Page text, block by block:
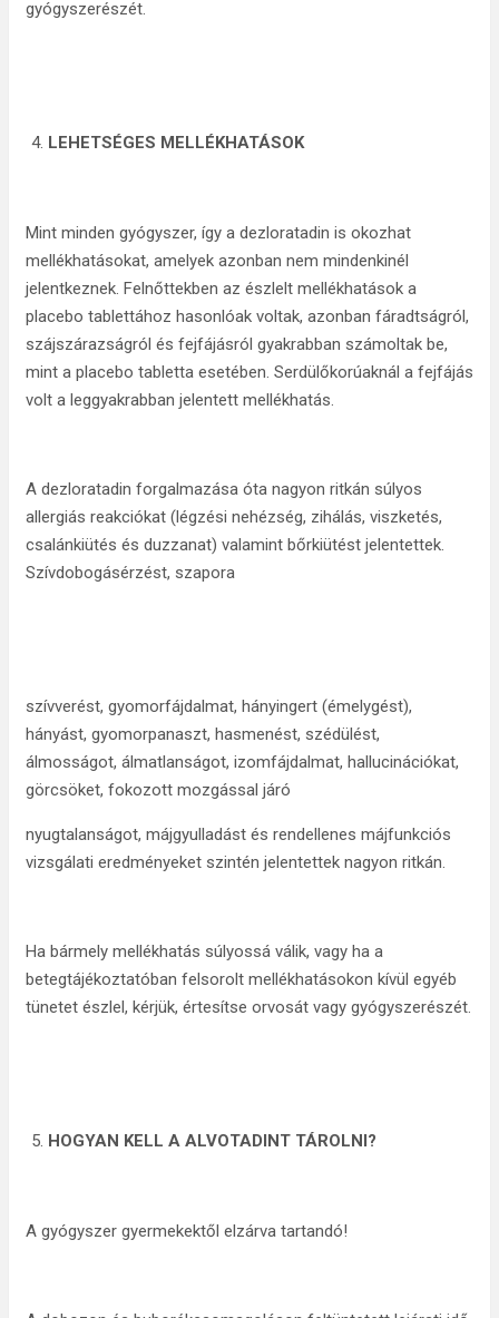
gyógyszerészét.
LEHETSÉGES MELLÉKHATÁSOK
Mint minden gyógyszer, így a dezloratadin is okozhat
mellékhatásokat, amelyek azonban nem mindenkinél
jelentkeznek. Felnőttekben az észlelt mellékhatások a
placebo tablettához hasonlóak voltak, azonban fáradtságról,
szájszárazságról és fejfájásról gyakrabban számoltak be,
mint a placebo tabletta esetében. Serdülőkorúaknál a fejfájás
volt a leggyakrabban jelentett mellékhatás.
A dezloratadin forgalmazása óta nagyon ritkán súlyos
allergiás reakciókat (légzési nehézség, zihálás, viszketés,
csalánkiütés és duzzanat) valamint bőrkiütést jelentettek.
Szívdobogásérzést, szapora
szívverést, gyomorfájdalmat, hányingert (émelygést),
hányást, gyomorpanaszt, hasmenést, szédülést,
álmosságot, álmatlanságot, izomfájdalmat, hallucinációkat,
görcsöket, fokozott mozgással járó
nyugtalanságot, májgyulladást és rendellenes májfunkciós
vizsgálati eredményeket szintén jelentettek nagyon ritkán.
Ha bármely mellékhatás súlyossá válik, vagy ha a
betegtájékoztatóban felsorolt mellékhatásokon kívül egyéb
tünetet észlel, kérjük, értesítse orvosát vagy gyógyszerészét.
HOGYAN KELL A ALVOTADINT TÁROLNI?
A gyógyszer gyermekektől elzárva tartandó!